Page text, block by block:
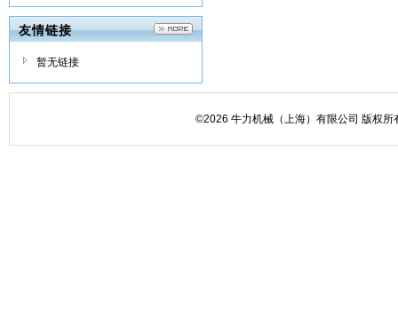
友情链接
暂无链接
©2026 牛力机械（上海）有限公司 版权